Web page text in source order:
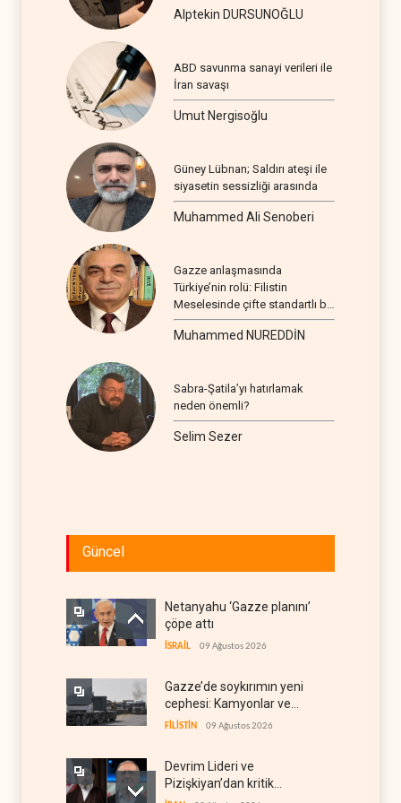
Alptekin DURSUNOĞLU
ABD savunma sanayi verileri ile
İran savaşı
Umut Nergisoğlu
Güney Lübnan; Saldırı ateşi ile
siyasetin sessizliği arasında
Muhammed Ali Senoberi
Gazze anlaşmasında
Türkiye’nin rolü: Filistin
Meselesinde çifte standartlı bir
seyir
Muhammed NUREDDİN
Sabra-Şatila’yı hatırlamak
neden önemli?
Selim Sezer
Güncel
Netanyahu ‘Gazze planını’
çöpe attı
İSRAİL 09 Ağustos 2026
Gazze’de soykırımın yeni
cephesi: Kamyonlar ve
sürücüler de hedefte
FİLİSTİN 09 Ağustos 2026
Devrim Lideri ve
Pizişkiyan’dan kritik